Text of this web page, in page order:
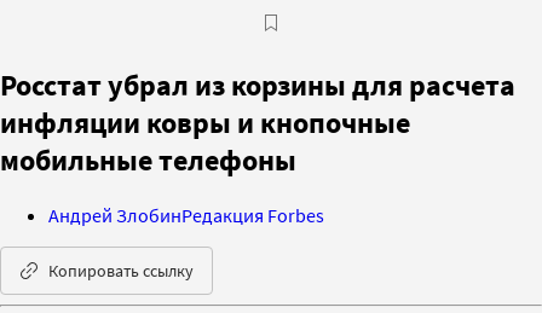
Росстат убрал из корзины для расчета
инфляции ковры и кнопочные
мобильные телефоны
Андрей ЗлобинРедакция Forbes
Копировать ссылку